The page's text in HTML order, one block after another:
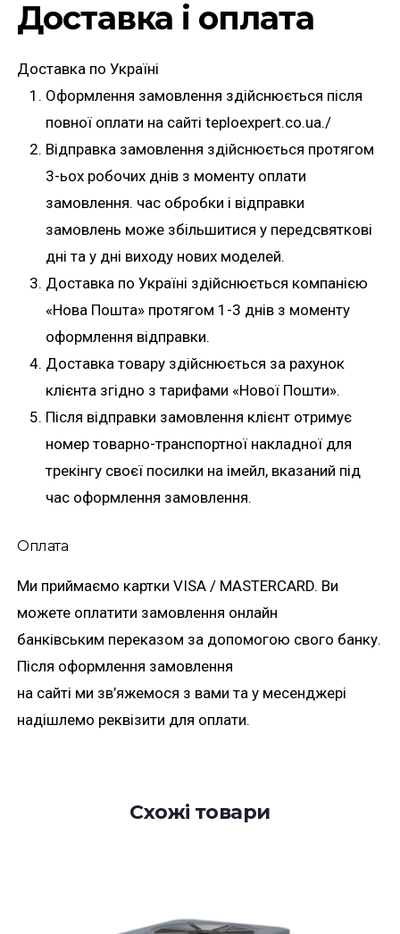
Доставка і оплата
Доставка по Україні
Оформлення замовлення здійснюється після
повної оплати на сайті teploexpert.co.ua./
Відправка замовлення здійснюється протягом
3-ьох робочих днів з моменту оплати
замовлення. час обробки і відправки
замовлень може збільшитися у передсвяткові
дні та у дні виходу нових моделей.
Доставка по Україні здійснюється компанією
«Нова Пошта» протягом 1-3 днів з моменту
оформлення відправки.
Доставка товару здійснюється за рахунок
клієнта згідно з тарифами «Нової Пошти».
Після відправки замовлення клієнт отримує
номер товарно-транспортної накладної для
трекінгу своєї посилки на імейл, вказаний під
час оформлення замовлення.
Оплата
Ми приймаємо картки VISA / MASTERCARD. Ви
можете оплатити замовлення онлайн
банківським переказом за допомогою свого банку.
Після оформлення замовлення
на сайті ми зв’яжемося з вами та у месенджері
надішлемо реквізити для оплати.
Схожі товари